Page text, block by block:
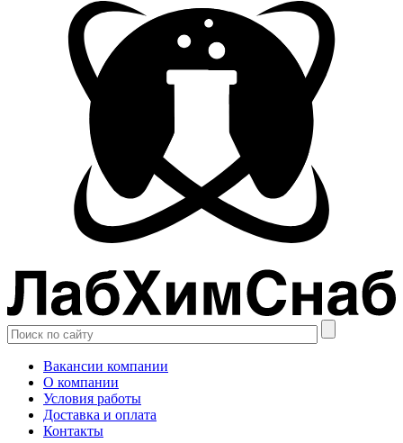
Вакансии компании
О компании
Условия работы
Доставка и оплата
Контакты